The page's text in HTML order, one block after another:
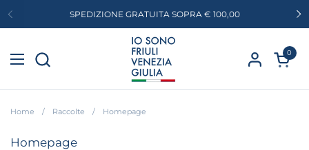
Precedente
SPEDIZIONE GRATUITA SOPRA € 100,00
Apri
0
Apri menu
Home / Raccolte / Homepage
Homepage